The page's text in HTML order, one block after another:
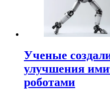
Ученые
улучшения
роботами